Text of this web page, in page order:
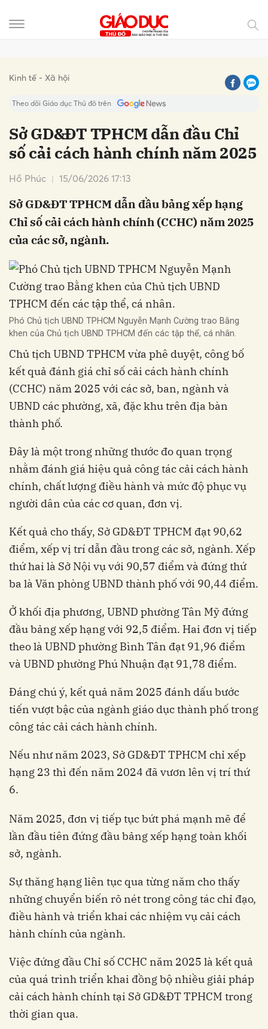
Kinh tế - Xã hội
Theo dõi Giáo dục Thủ đô trên
Sở GD&ĐT TPHCM dẫn đầu Chỉ
số cải cách hành chính năm 2025
Hồ Phúc 15/06/2026 17:13
Sở GD&ĐT TPHCM dẫn đầu bảng xếp hạng
Chỉ số cải cách hành chính (CCHC) năm 2025
của các sở, ngành.
Phó Chủ tịch UBND TPHCM Nguyễn Mạnh Cường trao Bằng
khen của Chủ tịch UBND TPHCM đến các tập thể, cá nhân.
Chủ tịch UBND TPHCM vừa phê duyệt, công bố
kết quả đánh giá chỉ số cải cách hành chính
(CCHC) năm 2025 với các sở, ban, ngành và
UBND các phường, xã, đặc khu trên địa bàn
thành phố.
Đây là một trong những thước đo quan trọng
nhằm đánh giá hiệu quả công tác cải cách hành
chính, chất lượng điều hành và mức độ phục vụ
người dân của các cơ quan, đơn vị.
Kết quả cho thấy, Sở GD&ĐT TPHCM đạt 90,62
điểm, xếp vị trí dẫn đầu trong các sở, ngành. Xếp
thứ hai là Sở Nội vụ với 90,57 điểm và đứng thứ
ba là Văn phòng UBND thành phố với 90,44 điểm.
Ở khối địa phương, UBND phường Tân Mỹ đứng
đầu bảng xếp hạng với 92,5 điểm. Hai đơn vị tiếp
theo là UBND phường Bình Tân đạt 91,96 điểm
và UBND phường Phú Nhuận đạt 91,78 điểm.
Đáng chú ý, kết quả năm 2025 đánh dấu bước
tiến vượt bậc của ngành giáo dục thành phố trong
công tác cải cách hành chính.
Nếu như năm 2023, Sở GD&ĐT TPHCM chỉ xếp
hạng 23 thì đến năm 2024 đã vươn lên vị trí thứ
6.
Năm 2025, đơn vị tiếp tục bứt phá mạnh mẽ để
lần đầu tiên đứng đầu bảng xếp hạng toàn khối
sở, ngành.
Sự thăng hạng liên tục qua từng năm cho thấy
những chuyển biến rõ nét trong công tác chỉ đạo,
điều hành và triển khai các nhiệm vụ cải cách
hành chính của ngành.
Việc đứng đầu Chỉ số CCHC năm 2025 là kết quả
của quá trình triển khai đồng bộ nhiều giải pháp
cải cách hành chính tại Sở GD&ĐT TPHCM trong
thời gian qua.
Hủy Gửi